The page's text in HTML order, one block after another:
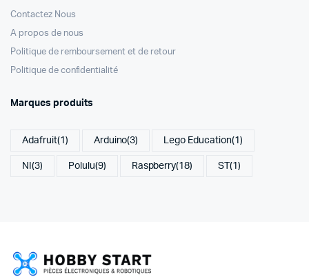
Contactez Nous
A propos de nous
Politique de remboursement et de retour
Politique de confidentialité
Marques produits
Adafruit(1) Arduino(3) Lego Education(1)
NI (3) Polulu(9) Raspberry(18) ST(1)